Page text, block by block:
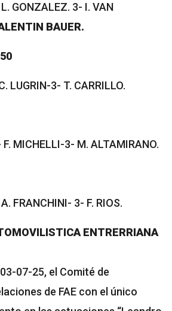
GONZALEZ. 3- I. VAN
BAUER.
LUGRIN-3- T. CARRILLO.
MICHELLI-3- M. ALTAMIRANO.
FRANCHINI- 3- F. RIOS.
ENTRERRIANA
07-25, el Comité de
de FAE con el único